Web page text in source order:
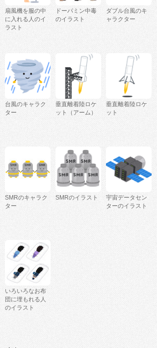
扇風機を服の中
に入れる人のイ
ラスト
ドーパミン中毒
のイラスト
ダブル台風のキ
ャラクター
台風のキャラク
ター
垂直離着陸ロケ
ット（アーム）
垂直離着陸ロケ
ット
SMRのキャラク
ター
SMRのイラスト
宇宙データセン
ターのイラスト
いろいろなお布
団に埋もれる人
のイラスト